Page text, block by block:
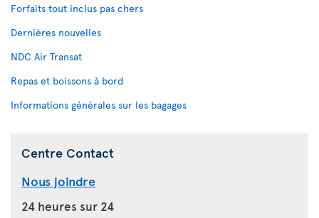
Forfaits tout inclus pas chers
Dernières nouvelles
NDC Air Transat
Repas et boissons à bord
Informations générales sur les bagages
Centre Contact
Nous joindre
24 heures sur 24